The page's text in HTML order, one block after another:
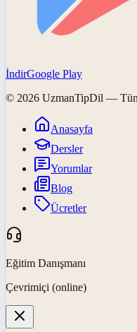
İndirGoogle Play
© 2026 UzmanTipDil — Tüm
Anasayfa
Dersler
Yorumlar
Blog
Ücretler
Eğitim Danışmanı
Çevrimiçi (online)